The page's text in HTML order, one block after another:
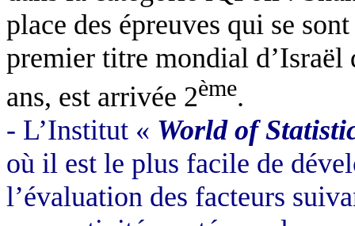
place des épreuves qui se
premier titre mondial
ans, est arrivée 2ème.
- L’Institut « World of
où il est le plus facile de
l’évaluation des facteurs